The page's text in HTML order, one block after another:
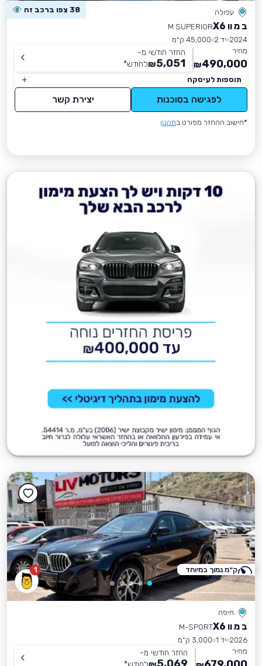
עפולה 38 צפו ברכב זה
ב מ וו X6
M SUPERIOR
2024 יד 2
45,000 ק״מ
מחיר
490,000
₪
החזר חודשי מ-
5,051
₪לחודש*
תוספות לעיסקה
לפגישה בסוכנות יצירת קשר
*חישוב ההחזר מפורט בתקנון
1
חיפה
ב מ וו X6
M-SPORT
2026 יד 1
3,000 ק״מ
מחיר
החזר חודשי מ-
ק״מ נמוך במיוחד